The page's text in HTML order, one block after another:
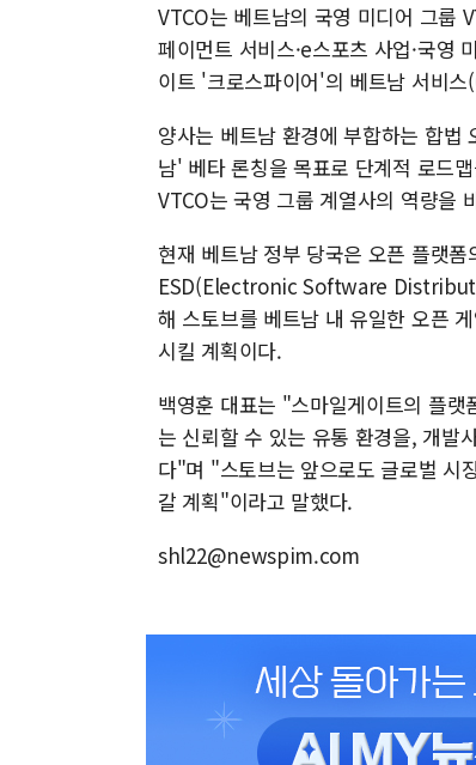
VTCO는 베트남의 국영 미디어 그룹
페이먼트 서비스·e스포츠 사업·국영
이트 '크로스파이어'의 베트남 서비
양사는 베트남 환경에 부합하는 합법
남' 베타 론칭을 목표로 단계적 로드
VTCO는 국영 그룹 계열사의 역량을
현재 베트남 정부 당국은 오픈 플랫
ESD(Electronic Software
해 스토브를 베트남 내 유일한 오픈
시킬 계획이다.
백영훈 대표는 "스마일게이트의 플랫
는 신뢰할 수 있는 유통 환경을, 개발
다"며 "스토브는 앞으로도 글로벌 시
갈 계획"이라고 말했다.
shl22@newspim.com